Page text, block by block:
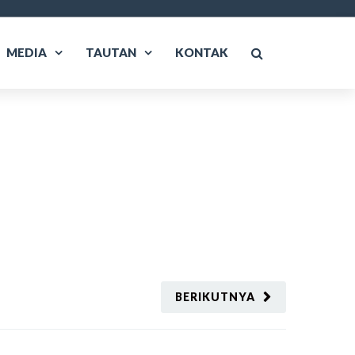
MEDIA TAUTAN KONTAK
BERIKUTNYA